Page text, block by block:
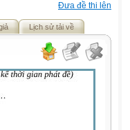
Đưa đề thi lên
Lịch sử tải về